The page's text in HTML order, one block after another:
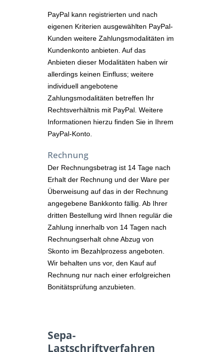
PayPal kann registrierten und nach
eigenen Kriterien ausgewählten PayPal-
Kunden weitere Zahlungsmodalitäten im
Kundenkonto anbieten. Auf das
Anbieten dieser Modalitäten haben wir
allerdings keinen Einfluss; weitere
individuell angebotene
Zahlungsmodalitäten betreffen Ihr
Rechtsverhältnis mit PayPal. Weitere
Informationen hierzu finden Sie in Ihrem
PayPal-Konto.
Rechnung
Der Rechnungsbetrag ist 14 Tage nach
Erhalt der Rechnung und der Ware per
Überweisung auf das in der Rechnung
angegebene Bankkonto fällig. Ab Ihrer
dritten Bestellung wird Ihnen regulär die
Zahlung innerhalb von 14 Tagen nach
Rechnungserhalt ohne Abzug von
Skonto im Bezahlprozess angeboten.
Wir behalten uns vor, den Kauf auf
Rechnung nur nach einer erfolgreichen
Bonitätsprüfung anzubieten.
Sepa-
Lastschriftverfahren